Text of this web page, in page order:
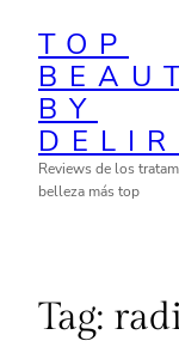
content
TOP
BY
Reviews de los
belleza más top
Tag: